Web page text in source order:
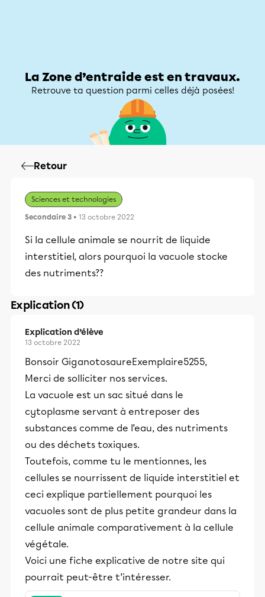
La Zone d’entraide est en travaux.
Retrouve ta question parmi celles déjà posées!
Retour
Sciences et technologies
Secondaire 3 • 13 octobre 2022
Si la cellule animale se nourrit de liquide
interstitiel, alors pourquoi la vacuole stocke
des nutriments??
Explication (1)
Explication d’élève
13 octobre 2022
Bonsoir GiganotosaureExemplaire5255,
Merci de solliciter nos services.
La vacuole est un sac situé dans le
cytoplasme servant à entreposer des
substances comme de l’eau, des nutriments
ou des déchets toxiques.
Toutefois, comme tu le mentionnes, les
cellules se nourrissent de liquide interstitiel et
ceci explique partiellement pourquoi les
vacuoles sont de plus petite grandeur dans la
cellule animale comparativement à la cellule
végétale.
Voici une fiche explicative de notre site qui
pourrait peut-être t’intéresser.